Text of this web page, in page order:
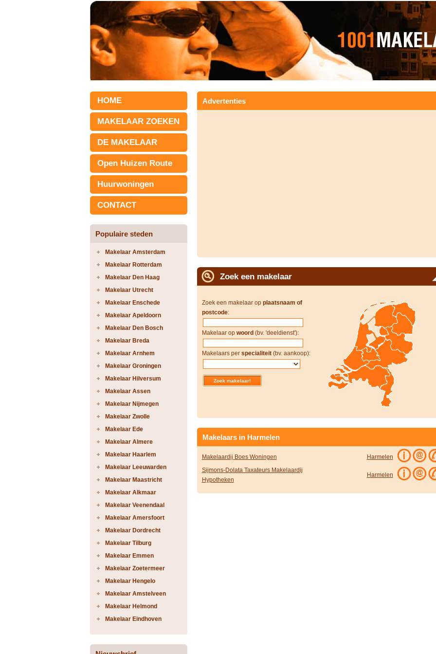
HOME
MAKELAAR ZOEKEN
DE MAKELAAR
Open Huizen Route
Huurwoningen
CONTACT
Populaire steden
Makelaar Amsterdam
Makelaar Rotterdam
Makelaar Den Haag
Makelaar Utrecht
Makelaar Enschede
Makelaar Apeldoorn
Makelaar Den Bosch
Makelaar Breda
Makelaar Arnhem
Makelaar Groningen
Makelaar Hilversum
Makelaar Assen
Makelaar Nijmegen
Makelaar Zwolle
Makelaar Ede
Makelaar Almere
Makelaar Haarlem
Makelaar Leeuwarden
Makelaar Maastricht
Makelaar Alkmaar
Makelaar Veenendaal
Makelaar Amersfoort
Makelaar Dordrecht
Makelaar Tilburg
Makelaar Emmen
Makelaar Zoetermeer
Makelaar Hengelo
Makelaar Amstelveen
Makelaar Helmond
Makelaar Eindhoven
Advertenties
Zoek een makelaar
Zoek een makelaar op plaatsnaam of
postcode:
Makelaar op woord (bv. 'deeldienst'):
Makelaars per specialiteit(bv. aankoop):
Makelaars in Harmelen
Makelaardij Boes Woningen
Harmelen
Sijmons-Dolata Taxateurs Makelaardij
Hypotheken
Harmelen